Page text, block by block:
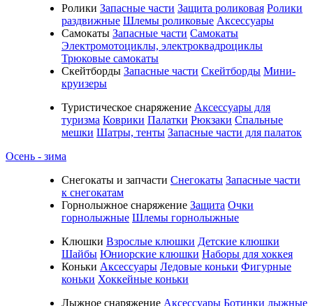
Ролики Запасные части Защита роликовая Ролики
раздвижные Шлемы роликовые Аксессуары
Самокаты Запасные части Самокаты
Электромотоциклы, электроквадроциклы
Трюковые самокаты
Скейтборды Запасные части Скейтборды Мини-
круизеры
Туристическое снаряжение Аксессуары для
туризма Коврики Палатки Рюкзаки Спальные
мешки Шатры, тенты Запасные части для палаток
Осень - зима
Cнегокаты и запчасти Снегокаты Запасные части
к снегокатам
Горнолыжное снаряжение Защита Очки
горнолыжные Шлемы горнолыжные
Клюшки Взрослые клюшки Детские клюшки
Шайбы Юниорские клюшки Наборы для хоккея
Коньки Аксессуары Ледовые коньки Фигурные
коньки Хоккейные коньки
Лыжное снаряжение Аксессуары Ботинки лыжные